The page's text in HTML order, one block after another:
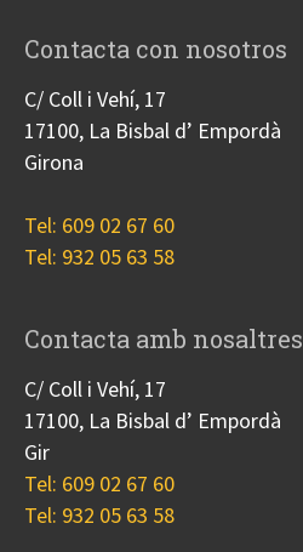
Contacta con nosotros
C/ Coll i Vehí, 17
17100, La Bisbal d’ Empordà
Girona
Tel: 609 02 67 60
Tel: 932 05 63 58
Contacta amb nosaltres
C/ Coll i Vehí, 17
17100, La Bisbal d’ Empordà
Gir
Tel: 609 02 67 60
Tel: 932 05 63 58